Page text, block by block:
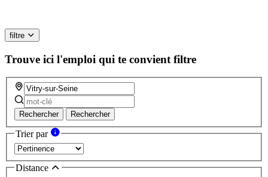
filtre
Trouve ici l'emploi qui te convient filtre
Rechercher Rechercher
Trier par
Distance